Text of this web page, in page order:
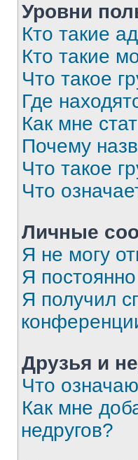
Уровни
Кто такие
Кто такие
Что такое
Где
Как мне
Почему
Что такое
Что
Личные
Я не могу
Я
Я получил
Друзья и
Что
Как мне
недругов?